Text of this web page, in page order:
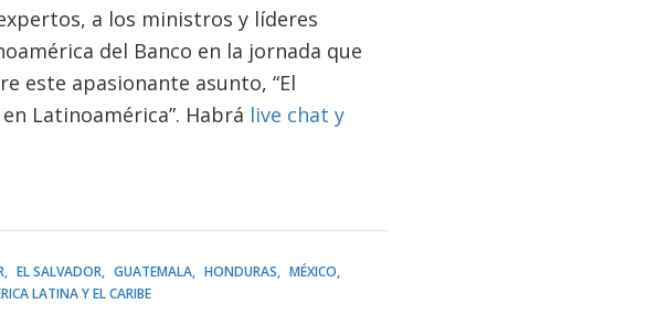
a los ministros y líderes
del Banco en la jornada que
este apasionante asunto, “El
Latinoamérica”. Habrá live chat y
EL SALVADOR GUATEMALA HONDURAS
MÉXICO
LATINA Y EL CARIBE